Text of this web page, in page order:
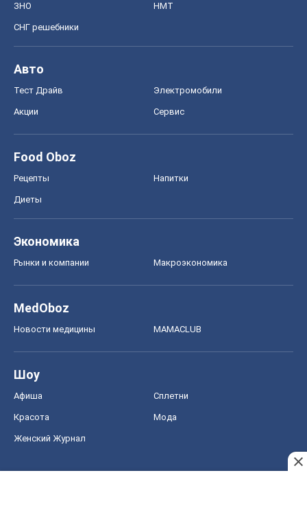
ЗНО НМТ
СНГ решебники
Авто
Тест Драйв Электромобили
Акции Сервис
Food Oboz
Рецепты Напитки
Диеты
Экономика
Рынки и компании Mакроэкономика
MedOboz
Новости медицины MAMACLUB
Шоу
Афиша Сплетни
Красота Мода
Женский Журнал